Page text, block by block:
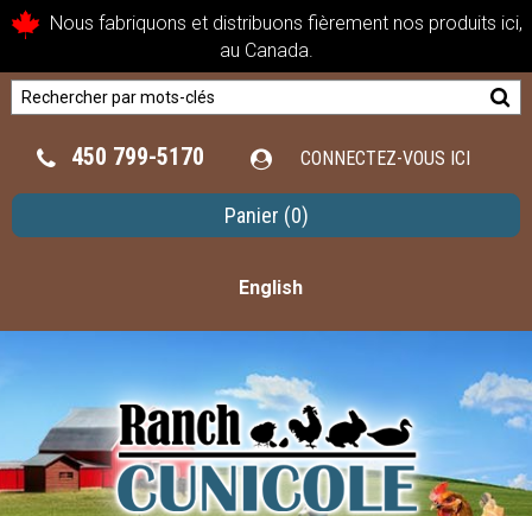
Nous fabriquons et distribuons fièrement nos produits ici,
au Canada.
450 799-5170 CONNECTEZ-VOUS ICI
Panier (0)
English